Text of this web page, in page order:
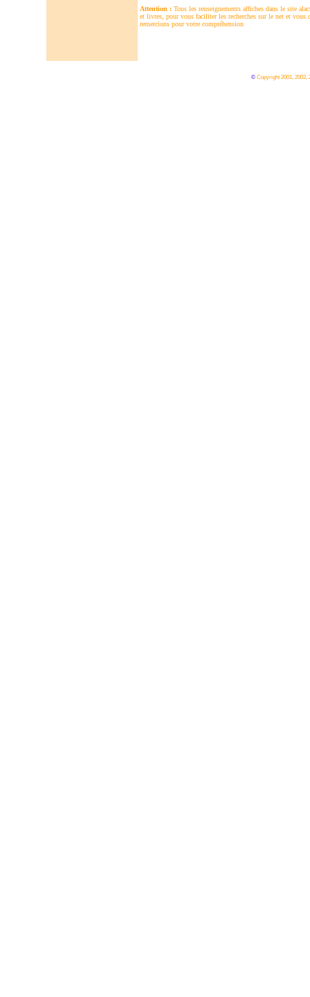
Attention : Tous les renseignements affiches dans le site
et livres, pour vous faciliter les recherches sur le net et vous
remercions pour votre compréhension
©Copyright 2001, 2002,